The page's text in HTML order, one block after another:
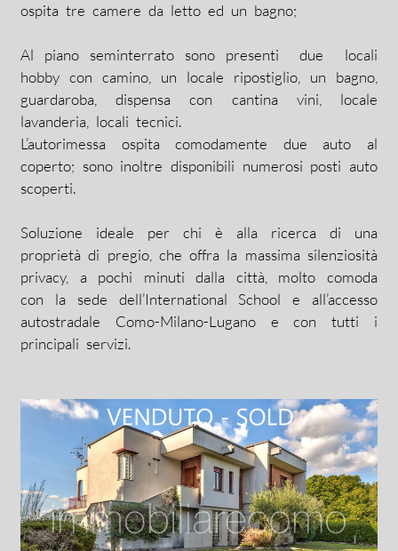
ospita tre camere da letto ed un bagno;
Al piano seminterrato sono presenti due locali
hobby con camino, un locale ripostiglio, un bagno,
guardaroba, dispensa con cantina vini, locale
lavanderia, locali tecnici.
L’autorimessa ospita comodamente due auto al
coperto; sono inoltre disponibili numerosi posti auto
scoperti.
Soluzione ideale per chi è alla ricerca di una
proprietà di pregio, che offra la massima silenziosità
privacy, a pochi minuti dalla città, molto comoda
con la sede dell’International School e all’accesso
autostradale Como-Milano-Lugano e con tutti i
principali servizi.